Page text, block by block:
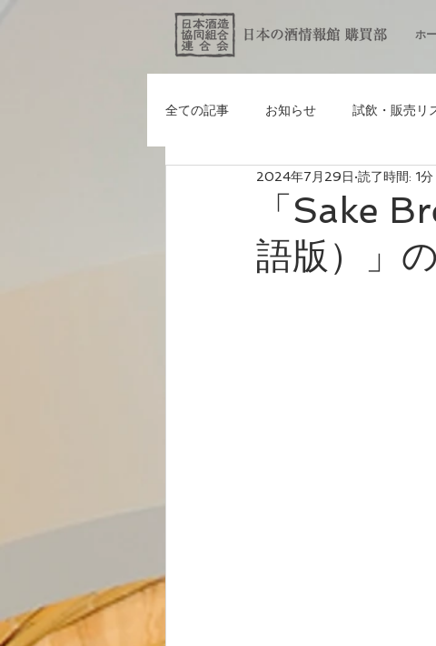
ホ
全ての記事 お知らせ 試飲・販売リ
「Sake
語版）」
2024年7月29日 読了時間: 1分